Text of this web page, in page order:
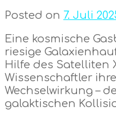
Posted on 7. Juli
Eine kosmische
riesige
Hilfe des Satelliten
Wissenschaftler
Wechselwirkung –
galaktischen